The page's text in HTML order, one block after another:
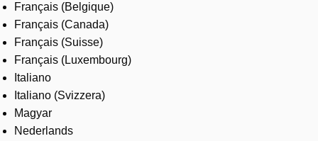
Français (Belgique)
Français (Canada)
Français (Suisse)
Français (Luxembourg)
Italiano
Italiano (Svizzera)
Magyar
Nederlands